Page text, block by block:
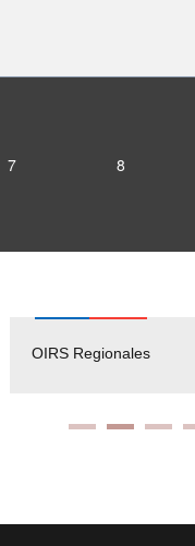
7 8
OIRS Regionales